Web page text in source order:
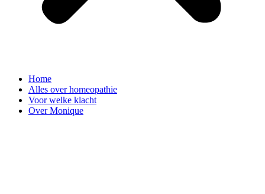
Home
Alles over homeopathie
Voor welke klacht
Over Monique